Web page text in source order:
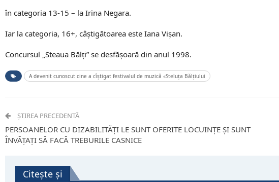
în categoria 13-15 – la Irina Negara.
Iar la categoria, 16+, câștigătoarea este Iana Vișan.
Concursul „Steaua Bălți” se desfășoară din anul 1998.
A devenit cunoscut cine a cîștigat festivalul de muzică «Steluța Bălțiului
ȘTIREA PRECEDENTĂ
PERSOANELOR CU DIZABILITĂȚI LE SUNT OFERITE LOCUINȚE ȘI SUNT
ÎNVĂȚAȚI SĂ FACĂ TREBURILE CASNICE
Citește și